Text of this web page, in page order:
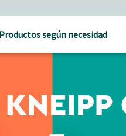
Productos según necesidad